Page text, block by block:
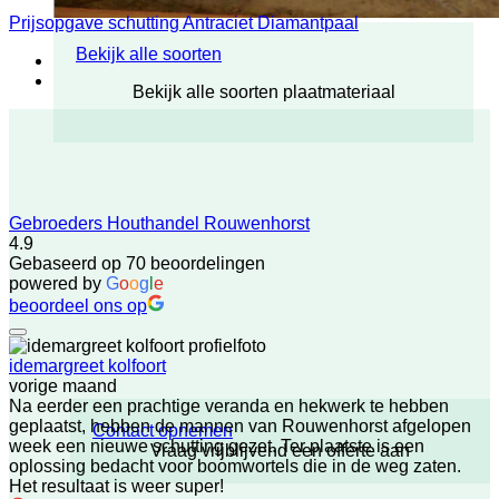
Bekijk alle soorten
Bekijk alle soorten plaatmateriaal
Contact opnemen
Vraag vrijblijvend een offerte aan
Prijsopgave schutting Antraciet Diamantpaal
Gebroeders Houthandel Rouwenhorst
4.9
Gebaseerd op 70 beoordelingen
powered by Goog e
beoordeel ons op
idemargreet kolfoort
vorige maand
Na eerder een prachtige veranda en hekwerk te hebben
geplaatst, hebben de mannen van Rouwenhorst afgelopen
week een nieuwe schutting gezet. Ter plaatste is een
oplossing bedacht voor boomwortels die in de weg zaten.
Het resultaat is weer super!